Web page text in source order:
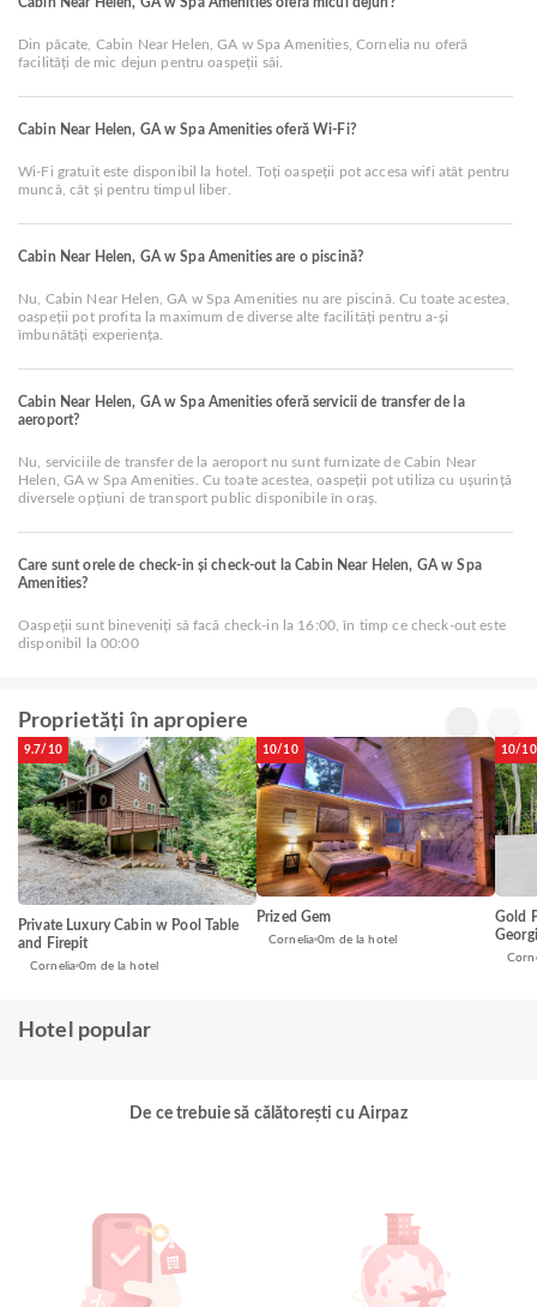
Din păcate, Cabin Near Helen, GA w Spa Amenities, Cornelia nu oferă
facilități de mic dejun pentru oaspeții săi.
Cabin Near Helen, GA w Spa Amenities oferă Wi-Fi?
Wi-Fi gratuit este disponibil la hotel. Toți oaspeții pot accesa wifi atât pentru
muncă, cât și pentru timpul liber.
Cabin Near Helen, GA w Spa Amenities are o piscină?
Nu, Cabin Near Helen, GA w Spa Amenities nu are piscină. Cu toate acestea,
oaspeții pot profita la maximum de diverse alte facilități pentru a-și
îmbunătăți experiența.
Cabin Near Helen, GA w Spa Amenities oferă servicii de transfer de la
aeroport?
Nu, serviciile de transfer de la aeroport nu sunt furnizate de Cabin Near
Helen, GA w Spa Amenities. Cu toate acestea, oaspeții pot utiliza cu ușurință
diversele opțiuni de transport public disponibile în oraș.
Care sunt orele de check-in și check-out la Cabin Near Helen, GA w Spa
Amenities?
Oaspeții sunt bineveniți să facă check-in la 16:00, în timp ce check-out este
disponibil la 00:00
Proprietăți în apropiere
9.7/10
Private Luxury Cabin w Pool Table
and Firepit
Cornelia 0m de la hotel
10/10
Prized Gem
Cornelia 0m de la hotel
10/10
Gold
Hotel popular
De ce trebuie să călătorești cu Airpaz